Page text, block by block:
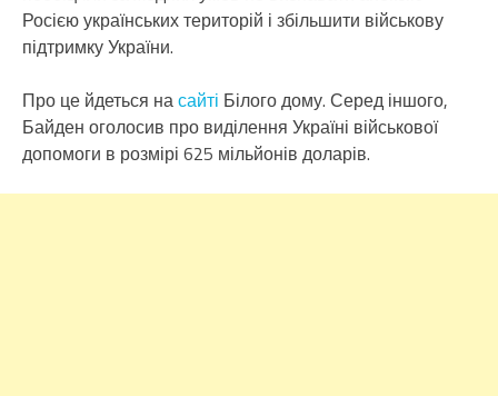
Росією українських територій і збільшити військову
підтримку України.
Про це йдеться насайті Білого дому. Серед іншого,
Байден оголосив про виділення Україні військової
допомоги в розмірі 625 мільйонів доларів.